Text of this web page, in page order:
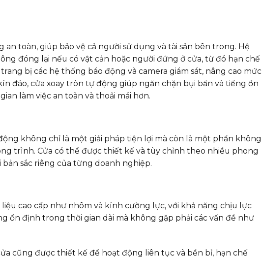
toàn, giúp bảo vệ cả người sử dụng và tài sản bên trong. Hệ
đóng lại nếu có vật cản hoặc người đứng ở cửa, từ đó hạn chế
bị các hệ thống báo động và camera giám sát, nâng cao mức
đáo, cửa xoay tròn tự động giúp ngăn chặn bụi bẩn và tiếng ồn
làm việc an toàn và thoải mái hơn.
không chỉ là một giải pháp tiện lợi mà còn là một phần không
trình. Cửa có thể được thiết kế và tùy chỉnh theo nhiều phong
sắc riêng của từng doanh nghiệp.
cao cấp như nhôm và kính cường lực, với khả năng chịu lực
ổn định trong thời gian dài mà không gặp phải các vấn đề như
cũng được thiết kế để hoạt động liên tục và bền bỉ, hạn chế